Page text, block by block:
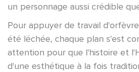
un personnage aussi crédible
Pour appuyer de travail
été léchée, chaque plan s'est
attention pour que l'histoire et
d'une esthétique à la fois